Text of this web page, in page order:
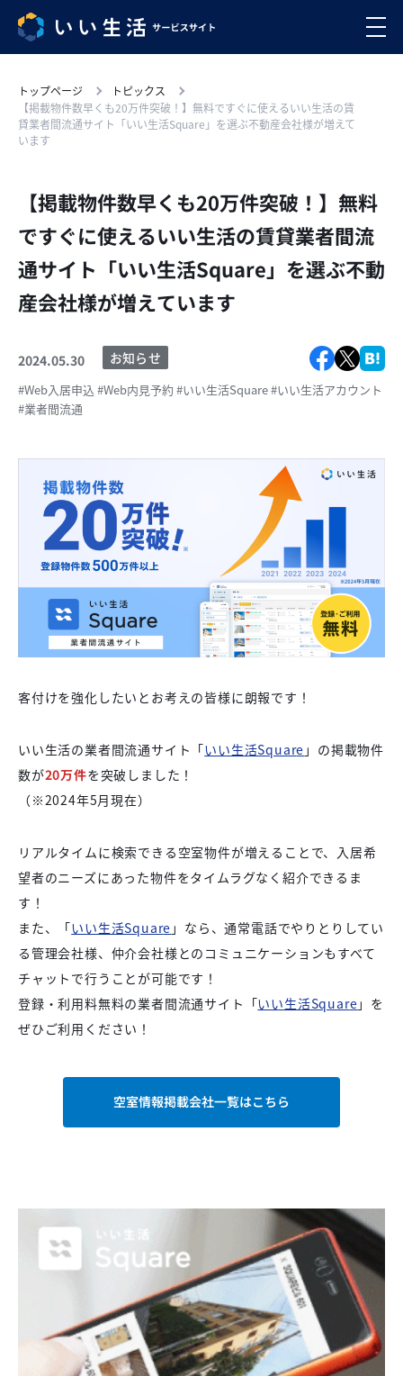
トップページ
トピックス
【掲載物件数早くも20万件突破！】無料ですぐに使えるいい生活の賃
貸業者間流通サイト「いい生活Square」を選ぶ不動産会社様が増えて
います
【掲載物件数早くも20万件突破！】無料
ですぐに使えるいい生活の賃貸業者間流
通サイト「いい生活Square」を選ぶ不動
産会社様が増えています
2024.05.30 お知らせ
#Web入居申込 #Web内見予約 #いい生活Square#いい生活アカウント
#業者間流通
客付けを強化したいとお考えの皆様に朗報です！
いい生活の業者間流通サイト「いい生活Square 」の掲載物件
数が20万件を突破しました！
（※2024年5月現在）
リアルタイムに検索できる空室物件が増えることで、入居希
望者のニーズにあった物件をタイムラグなく紹介できるま
す！
また、「いい生活Square 」なら、通常電話でやりとりしてい
る管理会社様、仲介会社様とのコミュニケーションもすべて
チャットで行うことが可能です！
登録・利用料無料の業者間流通サイト「いい生活Square」を
ぜひご利用ください！
空室情報掲載会社一覧はこちら